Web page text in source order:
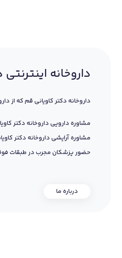
داروخانه
داروخانه دکتر کاویانی قم که
مشاوره دارویی داروخانه دکتر
مشاوره آرایشی داروخانه دکتر
حضور پزشکان مجرب در طبقات
درباره ما